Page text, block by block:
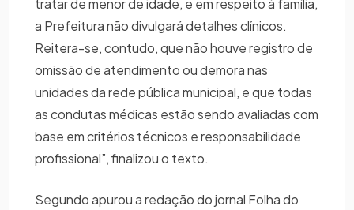
tratar de menor de idade, e em respeito à família,
a Prefeitura não divulgará detalhes clínicos.
Reitera-se, contudo, que não houve registro de
omissão de atendimento ou demora nas
unidades da rede pública municipal, e que todas
as condutas médicas estão sendo avaliadas com
base em critérios técnicos e responsabilidade
profissional”, finalizou o texto.
Segundo apurou a redação do jornal Folha do